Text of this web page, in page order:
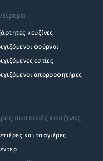
κουζίνες
φούρνοι
εστίες
απορροφητήρες
συσκευές κουζίνας
και τσαγιέρες